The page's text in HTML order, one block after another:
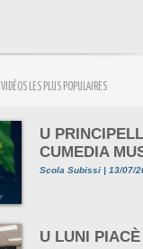
VIDÉOS LES PLUS POPULAIRES
U
CUMEDIA
Scola Subissi | 13/07/
U LUNI